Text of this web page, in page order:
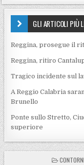
GLI ARTICOLI PIÙ
Reggina, prosegue il
Reggina, ritiro
Tragico incidente sul
A Reggio Calabria
Brunello
Ponte sullo Stretto,
superiore
POSTED IN